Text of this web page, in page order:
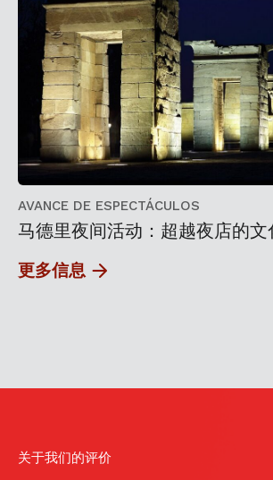
AVANCE DE ESPECTÁCULOS
马德里夜间活动：超越夜店的文
更多信息
关于我们的评价